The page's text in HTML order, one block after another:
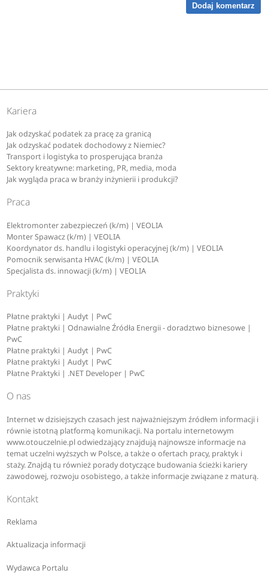
Dodaj komentarz
Kariera
Jak odzyskać podatek za pracę za granicą
Jak odzyskać podatek dochodowy z Niemiec?
Transport i logistyka to prosperująca branża
Sektory kreatywne: marketing, PR, media, moda
Jak wygląda praca w branży inżynierii i produkcji?
Praca
Elektromonter zabezpieczeń (k/m) | VEOLIA
Monter Spawacz (k/m) | VEOLIA
Koordynator ds. handlu i logistyki operacyjnej (k/m) | VEOLIA
Pomocnik serwisanta HVAC (k/m) | VEOLIA
Specjalista ds. innowacji (k/m) | VEOLIA
Praktyki
Płatne praktyki | Audyt | PwC
Płatne praktyki | Odnawialne Źródła Energii - doradztwo biznesowe |
PwC
Płatne praktyki | Audyt | PwC
Płatne praktyki | Audyt | PwC
Płatne Praktyki | .NET Developer | PwC
O nas
Internet w dzisiejszych czasach jest najważniejszym źródłem informacji i
równie istotną platformą komunikacji. Na portalu internetowym
www.otouczelnie.pl odwiedzający znajdują najnowsze informacje na
temat uczelni wyższych w Polsce, a także o ofertach pracy, praktyk i
staży. Znajdą tu również porady dotyczące budowania ścieżki kariery
zawodowej, rozwoju osobistego, a także informacje związane z maturą.
Kontakt
Reklama
Aktualizacja informacji
Wydawca Portalu